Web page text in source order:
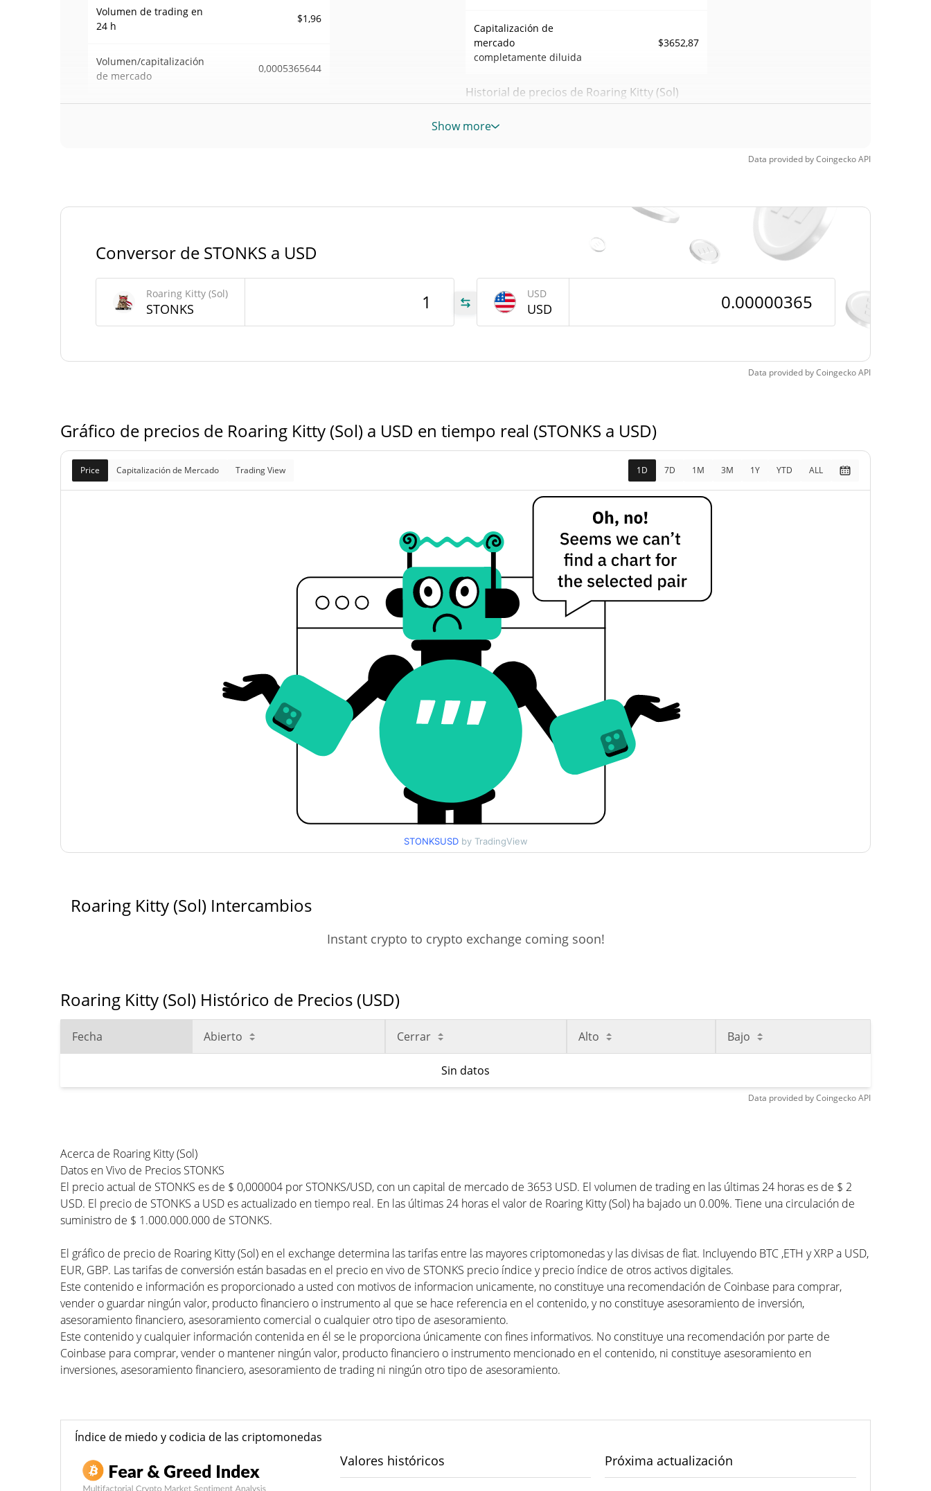
Volumen de trading en
24 h
$1,96
Volumen/capitalización
de mercado
0,0005365644
Suministro máximo 1.000.000.000 STONKS
Capitalización de
mercado
completamente diluida
$3652,87
Historial de precios de Roaring Kitty (Sol)
Máximo histórico
Show more
Data provided byCoingeckoAPI
Conversor de STONKS a USD
Roaring Kitty (Sol)
STONKS
USD
USD
Data provided byCoingeckoAPI
Gráfico de precios de Roaring Kitty (Sol) a USD en tiempo real (STONKS a USD)
Price Capitalización de Mercado Trading View 1D 7D 1M 3M 1Y YTD ALL
STONKSUSD by TradingView
Roaring Kitty (Sol) Intercambios
Instant crypto to crypto exchange coming soon!
Roaring Kitty (Sol) Histórico de Precios (USD)
Fecha Abierto Cerrar Alto Bajo
Sin datos
Data provided byCoingeckoAPI
Acerca de Roaring Kitty (Sol)
Datos en Vivo de Precios STONKS
El precio actual de STONKS es de $ 0,000004 por STONKS/USD, con un capital de mercado de 3653 USD. El volumen de trading en las últimas 24 horas es de $ 2
USD. El precio de STONKS a USD es actualizado en tiempo real. En las últimas 24 horas el valor de Roaring Kitty (Sol) ha bajado un 0.00%. Tiene una circulación de
suministro de $ 1.000.000.000 de STONKS.
El gráfico de precio de Roaring Kitty (Sol) en el exchange determina las tarifas entre las mayores criptomonedas y las divisas de fiat. Incluyendo BTC ,ETH y XRP a USD,
EUR, GBP. Las tarifas de conversión están basadas en el precio en vivo de STONKS precio índice y precio índice de otros activos digitales.
Este contenido e información es proporcionado a usted con motivos de informacion unicamente, no constituye una recomendación de Coinbase para comprar,
vender o guardar ningún valor, producto financiero o instrumento al que se hace referencia en el contenido, y no constituye asesoramiento de inversión,
asesoramiento financiero, asesoramiento comercial o cualquier otro tipo de asesoramiento.
Este contenido y cualquier información contenida en él se le proporciona únicamente con fines informativos. No constituye una recomendación por parte de
Coinbase para comprar, vender o mantener ningún valor, producto financiero o instrumento mencionado en el contenido, ni constituye asesoramiento en
inversiones, asesoramiento financiero, asesoramiento de trading ni ningún otro tipo de asesoramiento.
Índice de miedo y codicia de las criptomonedas
Valores históricos Próxima actualización